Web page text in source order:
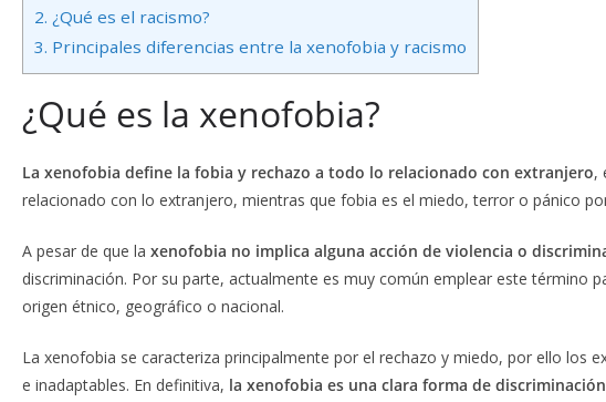
2. ¿Qué es el racismo?
3. Principales diferencias entre la xenofobia y racismo
¿Qué es la xenofobia?
La xenofobia define la fobia y rechazo a todo lo relacionado con extranjero,
relacionado con lo extranjero, mientras que fobia es el miedo, terror o pánico
A pesar de que la xenofobia no implica alguna acción de violencia o
discriminación. Por su parte, actualmente es muy común emplear este término
origen étnico, geográfico o nacional.
La xenofobia se caracteriza principalmente por el rechazo y miedo, por ello los
e inadaptables. En definitiva, la xenofobia es una clara forma de